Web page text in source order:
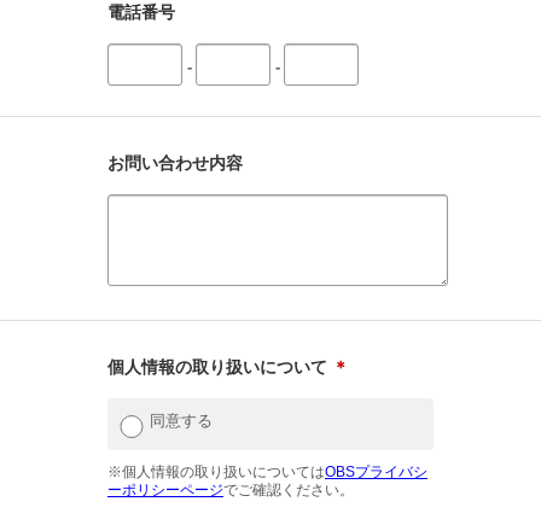
電話番号
- -
お問い合わせ内容
個人情報の取り扱いについて ＊
同意する
※個人情報の取り扱いについてはOBSプライバシ
ーポリシーページでご確認ください。